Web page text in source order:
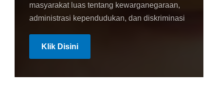
masyarakat luas tentang kewarganegaraan,
administrasi kependudukan, dan diskriminasi
Klik Disini